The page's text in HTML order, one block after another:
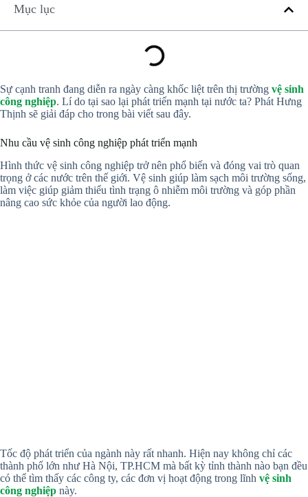
Mục lục
Sự cạnh tranh đang diễn ra ngày càng khốc liệt trên thị trường vệ sinh
công nghiệp. Lí do tại sao lại phát triển mạnh tại nước ta? Phát Hưng
Thịnh sẽ giải đáp cho trong bài viết sau đây.
Nhu cầu vệ sinh công nghiệp phát triển mạnh
Hình thức vệ sinh công nghiệp trở nên phổ biến và đóng vai trò quan
trọng ở các nước trên thế giới. Vệ sinh giúp làm sạch môi trường sống,
làm việc giúp giảm thiểu tình trạng ô nhiễm môi trường và góp phần
nâng cao sức khỏe của người lao động.
Tốc độ phát triển của ngành này rất nhanh. Hiện nay không chỉ các
thành phố lớn như Hà Nội, TP.HCM mà bất kỳ tỉnh thành nào bạn đều
có thể tìm thấy các công ty, các đơn vị hoạt động trong lĩnh vệ sinh
công nghiệp này.